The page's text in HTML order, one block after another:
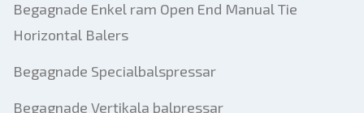
Begagnade Enkel ram Open End Manual Tie
Horizontal Balers
Begagnade Specialbalspressar
Begagnade Vertikala balpressar